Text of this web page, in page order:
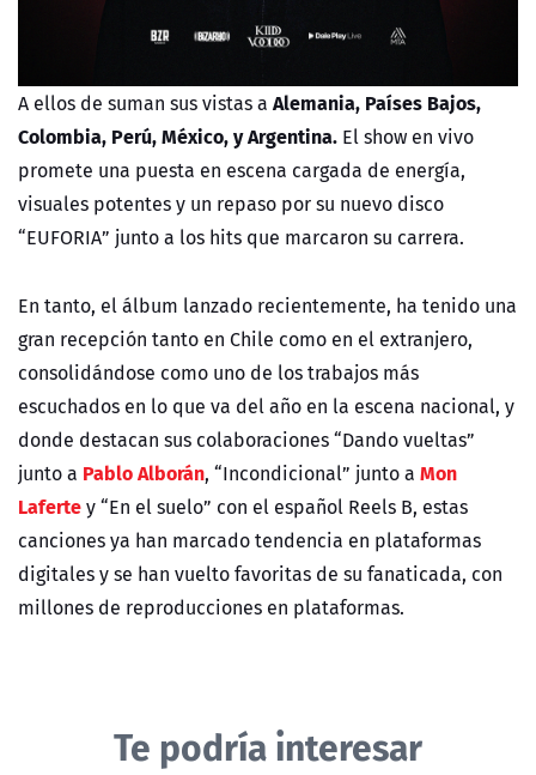
A ellos de suman sus vistas a Alemania, Países Bajos,
Colombia, Perú, México, y Argentina. El show en vivo
promete una puesta en escena cargada de energía,
visuales potentes y un repaso por su nuevo disco
“EUFORIA” junto a los hits que marcaron su carrera.
En tanto, el álbum lanzado recientemente, ha tenido una
gran recepción tanto en Chile como en el extranjero,
consolidándose como uno de los trabajos más
escuchados en lo que va del año en la escena nacional, y
donde destacan sus colaboraciones “Dando vueltas”
junto a Pablo Alborán, “Incondicional” junto a Mon
Lafertey “En el suelo” con el español Reels B, estas
canciones ya han marcado tendencia en plataformas
digitales y se han vuelto favoritas de su fanaticada, con
millones de reproducciones en plataformas.
Te podría interesar